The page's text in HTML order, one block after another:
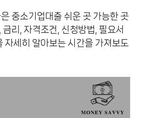
중소기업대출 쉬운 곳 가능한 곳
리, 자격조건, 신청방법, 필요서
자세히 알아보는 시간을 가져보도